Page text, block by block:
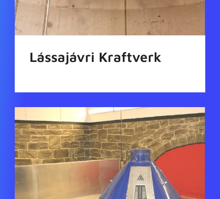
Lássajávri Kraftverk